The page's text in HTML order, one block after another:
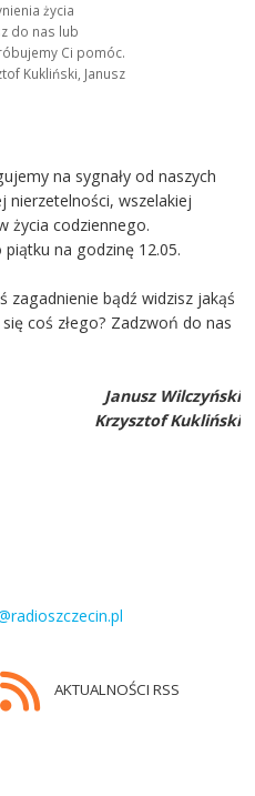
życia
do nas lub
Ci pomóc.
Kukliński, Janusz
na sygnały od naszych
nierzetelności, wszelakiej
życia codziennego.
na godzinę 12.05.
zagadnienie bądź widzisz jakąś
coś złego? Zadzwoń do nas
Janusz Wilczyński
Krzysztof Kukliński
AKTUALNOŚCI RSS